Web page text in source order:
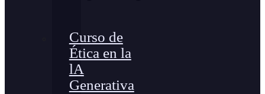
Curso de
Ética en la
lA
Generativa